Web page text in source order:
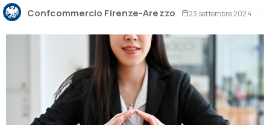
Confcommercio Firenze-Arezzo 23 settembre 2024